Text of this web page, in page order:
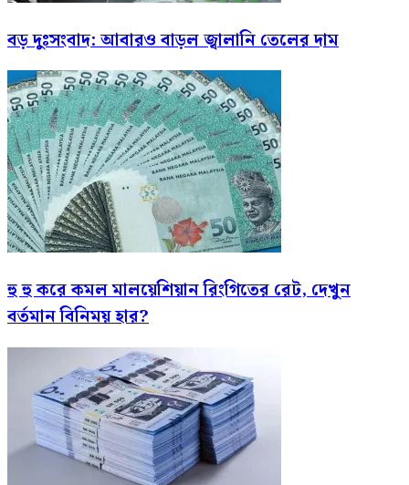
বড় দুঃসংবাদ: আবারও বাড়ল জ্বালানি তেলের দাম
হু হু করে কমল মালয়েশিয়ান রিংগিতের রেট, দেখুন
বর্তমান বিনিময় হার?